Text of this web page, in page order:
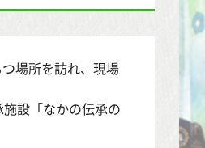
場所を訪れ、現場
設「なかの伝承の